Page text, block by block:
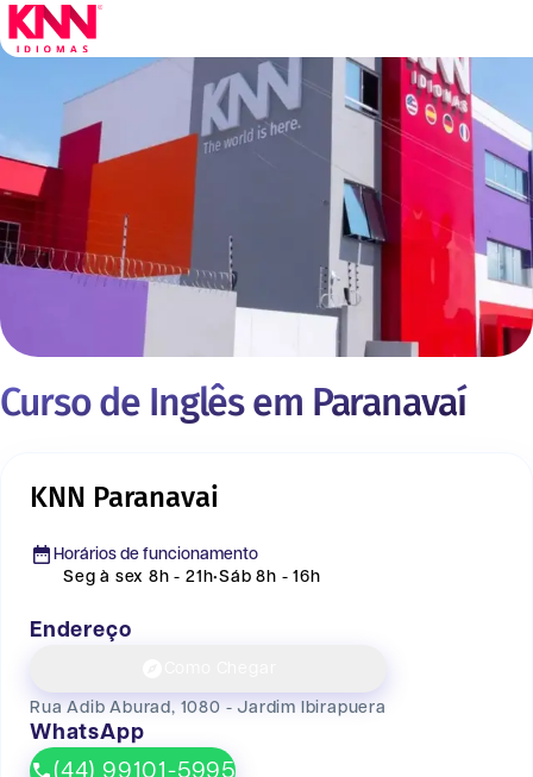
Curso de Inglês em Paranavaí
KNN Paranavai
Horários de funcionamento
Seg à sex 8h - 21h•Sáb 8h - 16h
Endereço
Rua Adib Aburad, 1080 - Jardim Ibirapuera
WhatsApp
(44) 99101-5995